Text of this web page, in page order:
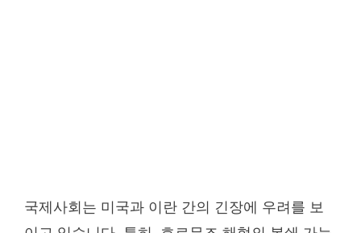
국제사회는 미국과 이란 간의 긴장에 우려를 보